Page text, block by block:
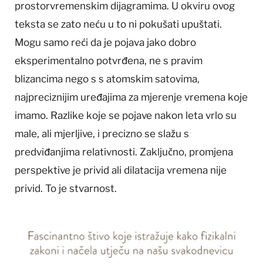
prostorvremenskim dijagramima. U okviru ovog
teksta se zato neću u to ni pokušati upuštati.
Mogu samo reći da je pojava jako dobro
eksperimentalno potvrđena, ne s pravim
blizancima nego s s atomskim satovima,
najpreciznijim uređajima za mjerenje vremena koje
imamo. Razlike koje se pojave nakon leta vrlo su
male, ali mjerljive, i precizno se slažu s
predviđanjima relativnosti. Zaključno, promjena
perspektive je privid ali dilatacija vremena nije
privid. To je stvarnost.